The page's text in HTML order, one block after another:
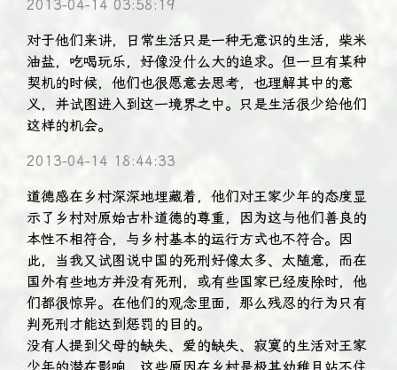
2013-04-14 03:58:19
对于他们来讲，日常生活只是一种无意识的生活，柴米
油盐，吃喝玩乐，好像没什么大的追求。但一旦有某种
契机的时候，他们也很愿意去思考，也理解其中的意
义，并试图进入到这一境界之中。只是生活很少给他们
这样的机会。
2013-04-14 18:44:33
道德感在乡村深深地埋藏着，他们对王家少年的态度显
示了乡村对原始古朴道德的尊重，因为这与他们善良的
本性不相符合，与乡村基本的运行方式也不符合。因
此，当我又试图说中国的死刑好像太多、太随意，而在
国外有些地方并没有死刑，或有些国家已经废除时，他
们都很惊异。在他们的观念里面，那么残忍的行为只有
判死刑才能达到惩罚的目的。
没有人提到父母的缺失、爱的缺失、寂寞的生活对王家